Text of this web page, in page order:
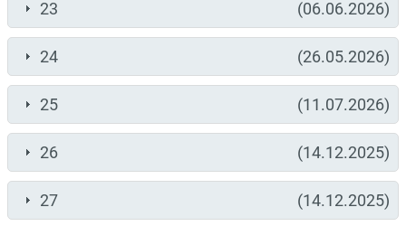
23 (06.06.2026)
24 (26.05.2026)
25 (11.07.2026)
26 (14.12.2025)
27 (14.12.2025)